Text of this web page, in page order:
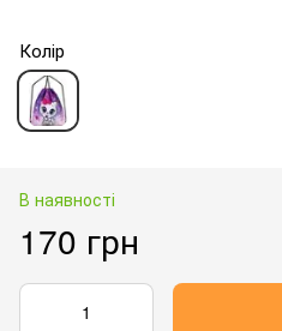
Колір
В наявності
170 грн